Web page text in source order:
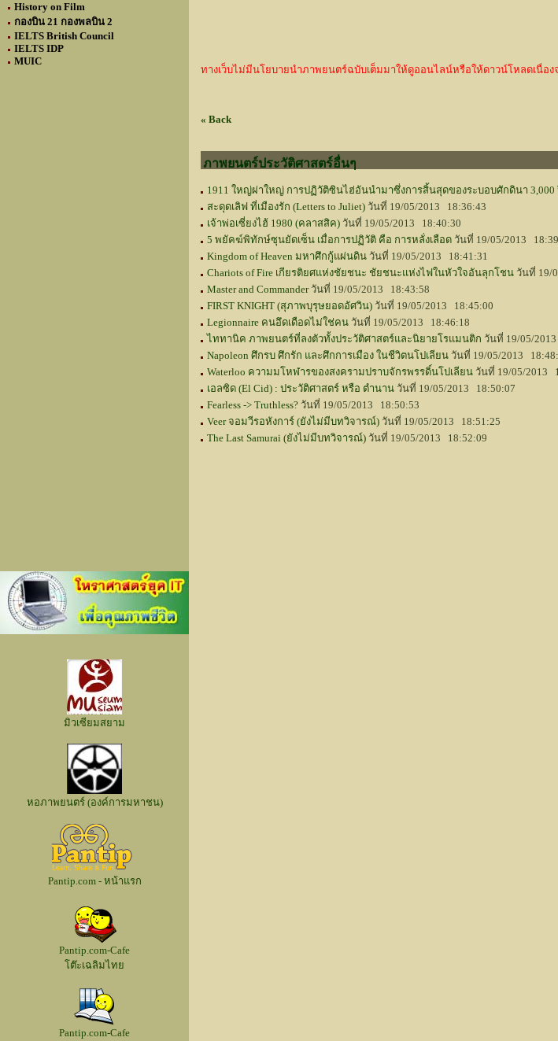
History on Film
กองบิน 21 กองพลบิน 2
IELTS British Council
IELTS IDP
MUIC
มิวเซียมสยาม
หอภาพยนตร์ (องค์การมหาชน)
Pantip.com - หน้าแรก
Pantip.com-Cafe
โต๊ะเฉลิมไทย
Pantip.com-Cafe
ทางเว็บไม่มีนโยบายนำภาพยนตร์ฉบับเต็มมาให้ดูออนไลน์หรือให้ดาวน์โหลดเนื่อ
« Back
ภาพยนตร์ประวัติศาสตร์อื่นๆ
1911 ใหญ่ผ่าใหญ่ การปฏิวัติซินไฮ่อันนำมาซึ่งการสิ้นสุดของระบอบศักดินา 3,000
สะดุดเลิฟ ที่เมืองรัก (Letters to Juliet) วันที่ 19/05/2013 18:36:43
เจ้าพ่อเซี่ยงไฮ้ 1980 (คลาสสิค) วันที่ 19/05/2013 18:40:30
5 พยัคฆ์พิทักษ์ซุนยัดเซ็น เมื่อการปฏิวัติ คือ การหลั่งเลือด วันที่ 19/05/2013
Kingdom of Heaven มหาศึกกู้แผ่นดิน วันที่ 19/05/2013 18:41:31
Chariots of Fire เกียรติยศแห่งชัยชนะ ชัยชนะแห่งไฟในหัวใจอันลุกโชน วันที่ 19/
Master and Commanderวันที่ 19/05/2013 18:43:58
FIRST KNIGHT (สุภาพบุรุษยอดอัศวิน) วันที่ 19/05/2013 18:45:00
Legionnaire คนอึดเดือดไม่ใช่คน วันที่ 19/05/2013 18:46:18
ไททานิค ภาพยนตร์ที่ลงตัวทั้งประวัติศาสตร์และนิยายโรแมนติก วันที่ 19/05/
Napoleon ศึกรบ ศึกรัก และศึกการเมือง ในชีวิตนโปเลียน วันที่ 19/05/2013
Waterloo ความมโหฬารของสงครามปราบจักรพรรดิ์นโปเลียน วันที่ 19/05/2013
เอลซิด (El Cid) : ประวัติศาสตร์ หรือ ตำนาน วันที่ 19/05/2013 18:50:07
Fearless -> Truthless? วันที่ 19/05/2013 18:50:53
Veer จอมวีรอหังการ์ (ยังไม่มีบทวิจารณ์) วันที่ 19/05/2013 18:51:25
The Last Samurai (ยังไม่มีบทวิจารณ์) วันที่ 19/05/2013 18:52:09